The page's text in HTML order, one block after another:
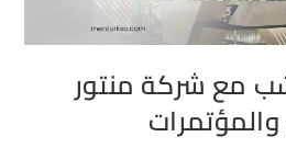
مع شركة منتور